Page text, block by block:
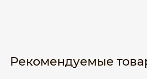
Рекомендуемые